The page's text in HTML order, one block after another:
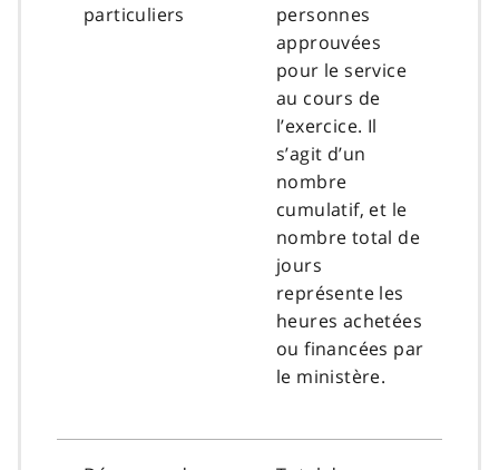
particuliers
personnes
approuvées
pour le service
au cours de
l’exercice. Il
s’agit d’un
nombre
cumulatif, et le
nombre total de
jours
représente les
heures achetées
ou financées par
le ministère.